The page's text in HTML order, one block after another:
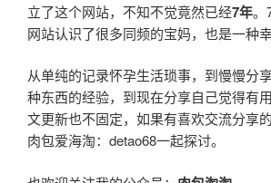
立了这个网站，不知不觉竟然已经7年。
网站认识了很多同频的宝妈，也是一种幸
从单纯的记录怀孕生活琐事，到慢慢分
种东西的经验，到现在分享自己觉得有
文更新也不固定，如果有喜欢交流分享
肉包爱海淘：detao68一起探讨。